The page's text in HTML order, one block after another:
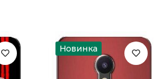
Новинка